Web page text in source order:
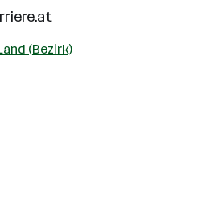
(Bezirk)